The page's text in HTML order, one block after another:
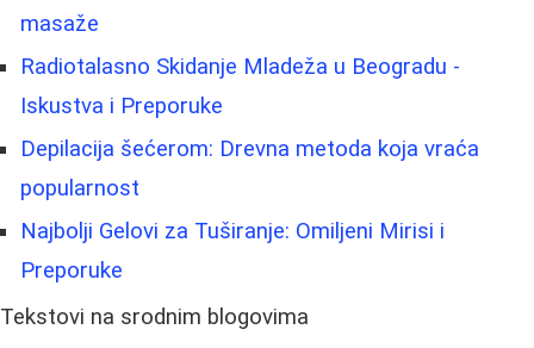
masaže
Radiotalasno Skidanje Mladeža u Beogradu -
Iskustva i Preporuke
Depilacija šećerom: Drevna metoda koja vraća
popularnost
Najbolji Gelovi za Tuširanje: Omiljeni Mirisi i
Preporuke
Tekstovi na srodnim blogovima